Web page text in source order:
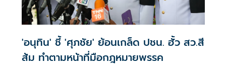
'อนุทิน' ชี้ 'ศุภชัย' ย้อนเกล็ด ปชน. ฮั้ว สว.สี
ส้ม ทำตามหน้าที่มือกฎหมายพรรค